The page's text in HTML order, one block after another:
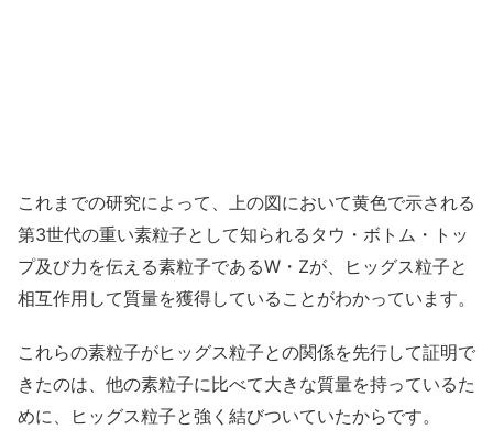
これまでの研究によって、上の図において黄色で示される
第3世代の重い素粒子として知られるタウ・ボトム・トッ
プ及び力を伝える素粒子であるW・Zが、ヒッグス粒子と
相互作用して質量を獲得していることがわかっています。
これらの素粒子がヒッグス粒子との関係を先行して証明で
きたのは、他の素粒子に比べて大きな質量を持っているた
めに、ヒッグス粒子と強く結びついていたからです。